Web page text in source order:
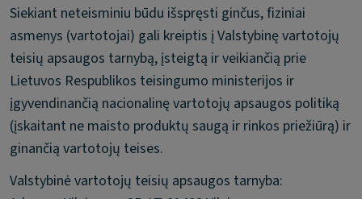
Siekiant neteisminiu būdu išspręsti ginčus, fiziniai
asmenys (vartotojai) gali kreiptis į Valstybinę vartotojų
teisių apsaugos tarnybą, įsteigtą ir veikiančią prie
Lietuvos Respublikos teisingumo ministerijos ir
įgyvendinančią nacionalinę vartotojų apsaugos politiką
(įskaitant ne maisto produktų saugą ir rinkos priežiūrą) ir
ginančią vartotojų teises.
Valstybinė vartotojų teisių apsaugos tarnyba: